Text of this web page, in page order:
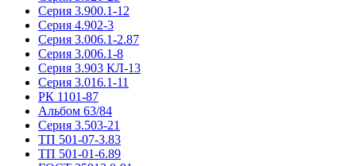
Серия 3.900.1-12
Серия 4.902-3
Серия 3.006.1-2.87
Серия 3.006.1-8
Серия 3.903 КЛ-13
Серия 3.016.1-11
РК 1101-87
Альбом 63/84
Серия 3.503-21
ТП 501-07-3.83
ТП 501-01-6.89